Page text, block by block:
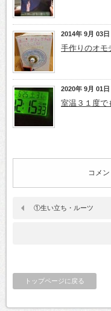
2014年 9月 03日
手作りのオモ
2020年 9月 01日
室温３１度で
コメン
①生い立ち・ルーツ
トップページに戻る